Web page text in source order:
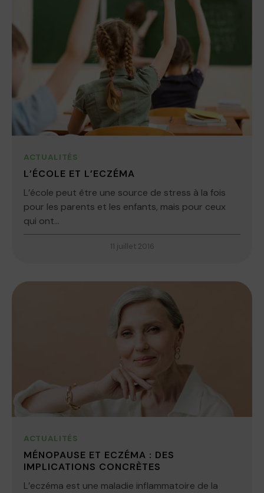
ACTUALITÉS
L’ÉCOLE ET L’ECZÉMA
L’école peut être une source de stress à la fois
pour les parents et les enfants, mais pour ceux
qui ont...
11 juillet 2016
ACTUALITÉS
MÉNOPAUSE ET ECZÉMA : DES
IMPLICATIONS CONCRÈTES
L’eczéma est une maladie inflammatoire de la